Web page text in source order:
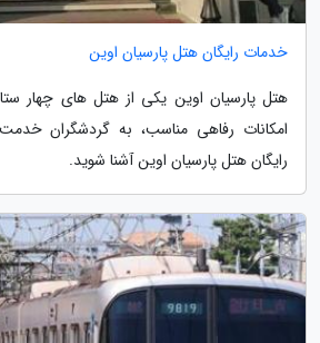
خدمات رایگان هتل پارسیان اوین
هتل پارسیان اوین یکی از هتل های چهار
امکانات رفاهی مناسب، به گردشگران
رایگان هتل پارسیان اوین آشنا شوید.